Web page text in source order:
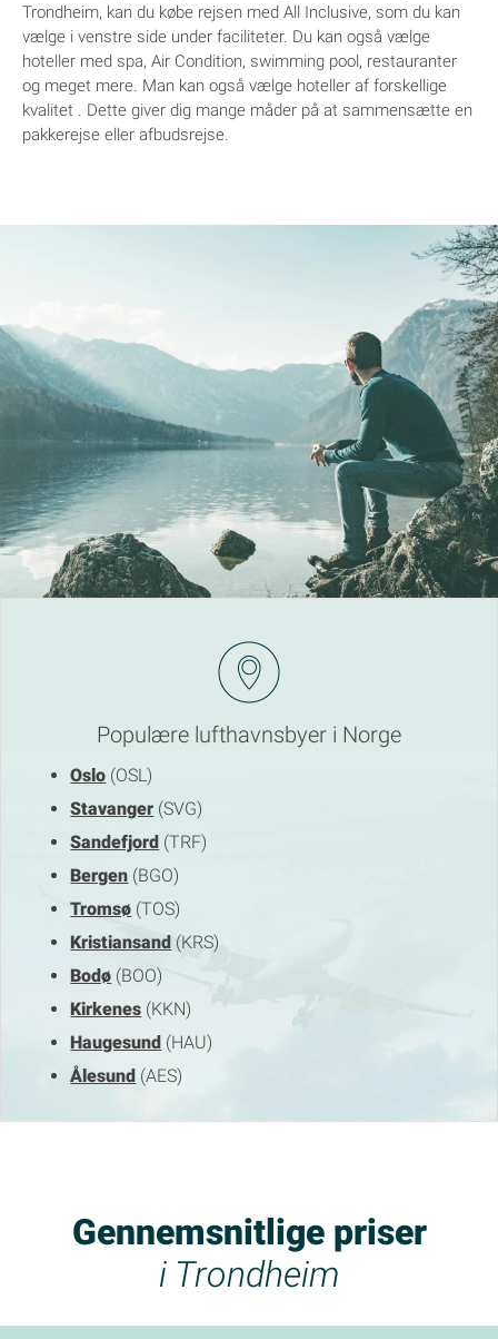
Trondheim, kan du købe rejsen med All Inclusive, som du kan
vælge i venstre side under faciliteter. Du kan også vælge
hoteller med spa, Air Condition, swimming pool, restauranter
og meget mere. Man kan også vælge hoteller af forskellige
kvalitet . Dette giver dig mange måder på at sammensætte en
pakkerejse eller afbudsrejse.
Populære lufthavnsbyer i Norge
Oslo (OSL)
Stavanger (SVG)
Sandefjord (TRF)
Bergen (BGO)
Tromsø (TOS)
Kristiansand (KRS)
Bodø (BOO)
Kirkenes (KKN)
Haugesund (HAU)
Ålesund (AES)
Gennemsnitlige priser
i Trondheim